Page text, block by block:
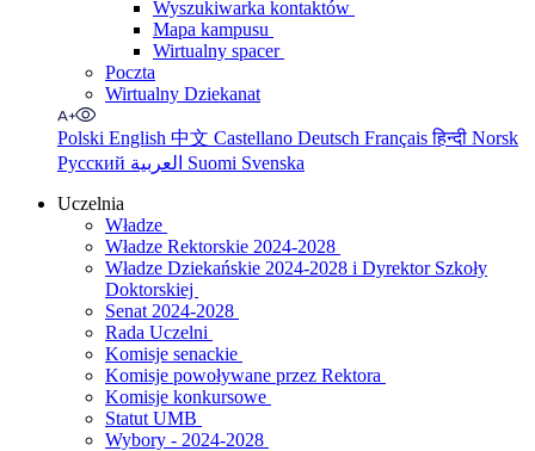
Wyszukiwarka kontaktów
Mapa kampusu
Wirtualny spacer
Poczta
Wirtualny Dziekanat
Polski English 中文 Castellano Deutsch Françaisहिन्दी Norsk
Русский
Suomi Svenska
Uczelnia
Władze
Władze Rektorskie 2024-2028
Władze Dziekańskie 2024-2028 i Dyrektor Szkoły
Doktorskiej
Senat 2024-2028
Rada Uczelni
Komisje senackie
Komisje powoływane przez Rektora
Komisje konkursowe
Statut UMB
Wybory - 2024-2028